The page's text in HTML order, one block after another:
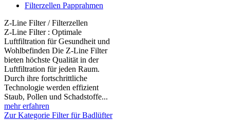
Filterzellen Papprahmen
Z-Line Filter / Filterzellen
Z-Line Filter : Optimale
Luftfiltration für Gesundheit und
Wohlbefinden Die Z-Line Filter
bieten höchste Qualität in der
Luftfiltration für jeden Raum.
Durch ihre fortschrittliche
Technologie werden effizient
Staub, Pollen und Schadstoffe...
mehr erfahren
Zur Kategorie Filter für Badlüfter